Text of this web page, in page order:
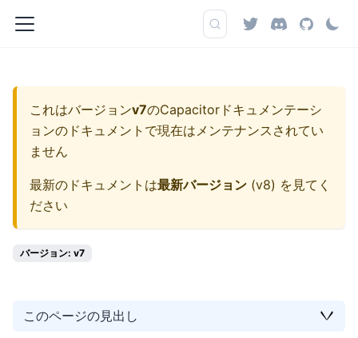
これはバージョンv7のCapacitorドキュメンテーシ
ョンのドキュメントで現在はメンテナンスされてい
ません
最新のドキュメントは最新バージョン (v8) を見てく
ださい
バージョン: v7
このページの見出し